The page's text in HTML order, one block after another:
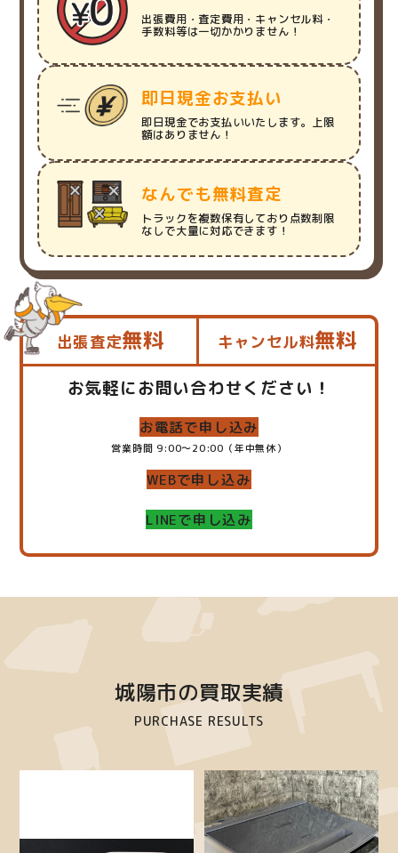
出張費用・査定費用・キャンセル料・
手数料等は一切かかりません！
即日現金お支払い
即日現金でお支払いいたします。上限
額はありません！
なんでも無料査定
トラックを複数保有しており点数制限
なしで大量に対応できます！
出張査定無料 キャンセル料無料
お気軽にお問い合わせください！
お電話で申し込み
営業時間 9:00～20:00（年中無休）
WEBで申し込み
LINEで申し込み
城陽市の買取実績
PURCHASE RESULTS